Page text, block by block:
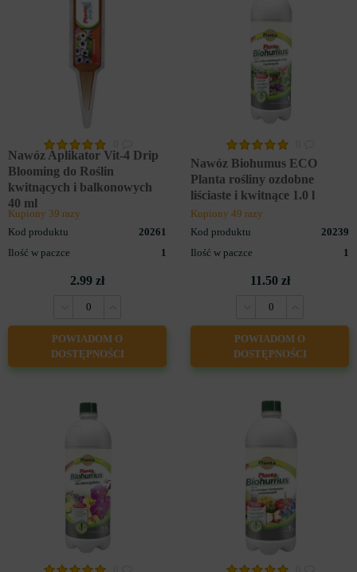
NAWOZY ORGANICZNE
Nawóz Aplikator Vit-4 Drip
Blooming do Roślin
kwitnących i balkonowych
40 ml
Kupiony 39 razy
Kod produktu
20261
Ilość w paczce
1
2.99 zł
POWIADOM O
DOSTĘPNOŚCI
Nawóz Biohumus ECO
Planta rośliny ozdobne
liściaste i kwitnące 1.0 l
Kupiony 49 razy
Kod produktu
20239
Ilość w paczce
1
11.50 zł
POWIADOM O
DOSTĘPNOŚCI